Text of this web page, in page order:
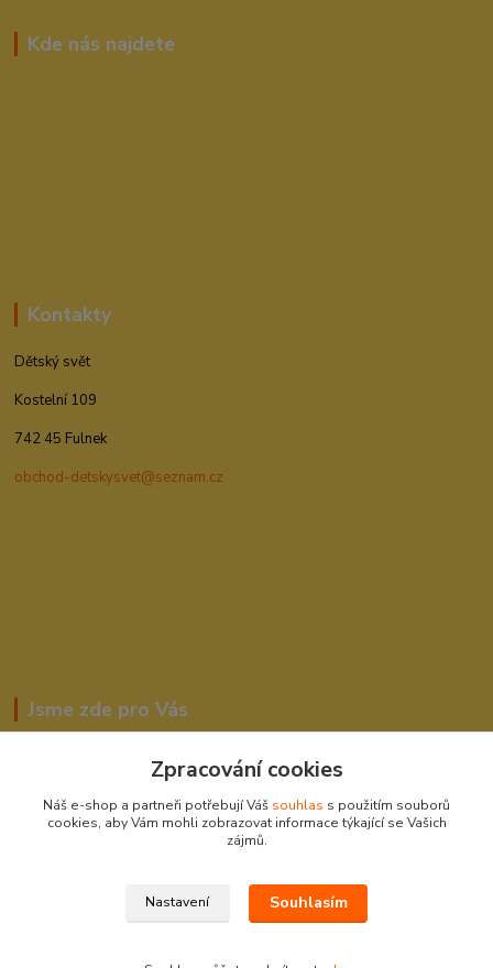
Kde nás najdete
Kontakty
Dětský svět
Kostelní 109
742 45 Fulnek
obchod-detskysvet@seznam.cz
Jsme zde pro Vás
604278943
Zpracování cookies
Náš e-shop a partneři potřebují Váš souhlas s použitím souborů
cookies, aby Vám mohli zobrazovat informace týkající se Vašich
zájmů.
Nastavení Souhlasím